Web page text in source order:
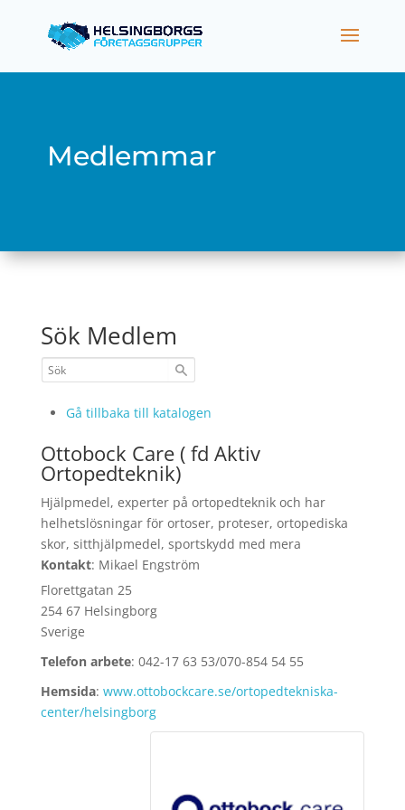
Medlemmar
Sök Medlem
Gå tillbaka till katalogen
Ottobock Care ( fd Aktiv
Ortopedteknik)
Hjälpmedel, experter på ortopedteknik och har
helhetslösningar för ortoser, proteser, ortopediska
skor, sitthjälpmedel, sportskydd med mera
Kontakt: Mikael Engström
Florettgatan 25
254 67 Helsingborg
Sverige
Telefon arbete: 042-17 63 53/070-854 54 55
Hemsida: www.ottobockcare.se/ortopedtekniska-
center/helsingborg